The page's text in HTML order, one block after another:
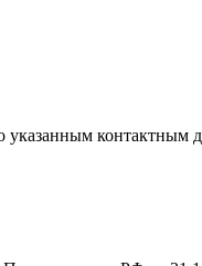
контактным